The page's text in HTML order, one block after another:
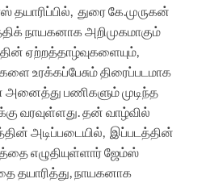
தயாரிப்பில், துரை கே.முருகன்
நாயகனாக அறிமுகமாகும்
ஏற்றத்தாழ்வுகளையும்,
உரக்கப்பேசும்திரைப்படமாக
அனைத்து பணிகளும் முடிந்த
வரவுள்ளது. தன் வாழ்வில்
அடிப்படையில், இப்படத்தின்
எழுதியுள்ளார் ஜேம்ஸ்
தயாரித்து, நாயகனாக